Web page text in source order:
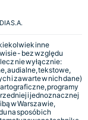
S.A.
inne
- bez względu
nie wyłącznie:
audialne, tekstowe,
i zawarte w nich dane)
programy
i jednoznacznej
w Warszawie,
na sposób ich